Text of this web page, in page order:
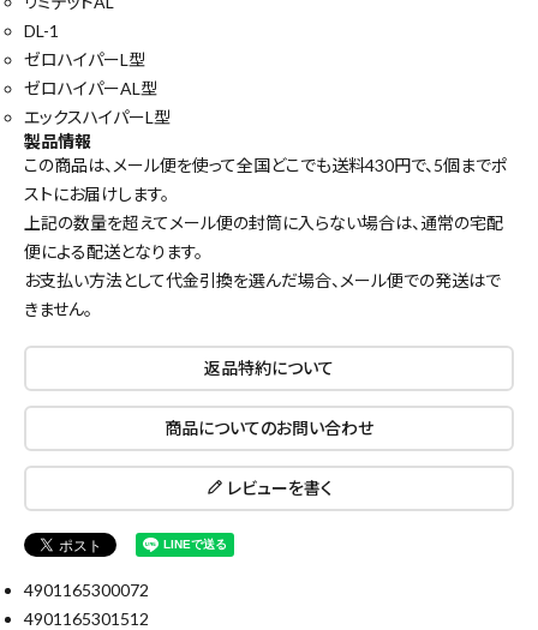
カテゴリーから探す ブランドから探す
価格から探す
在庫のない商品を表示しない
DL-1
ゼロハイパーL型
ゼロハイパーAL型
エックスハイパーL型
製品情報
この商品は、メール便を使って全国どこでも送料430円で、 5個までポ
ストにお届けします。
上記の数量を超えてメール便の封筒に入らない場合は、通常の宅配
便による配送となります。
お支払い方法として代金引換を選んだ場合、メール便での発送はで
きません。
返品特約について
商品についてのお問い合わせ
レビューを書く
4901165300072
4901165301512